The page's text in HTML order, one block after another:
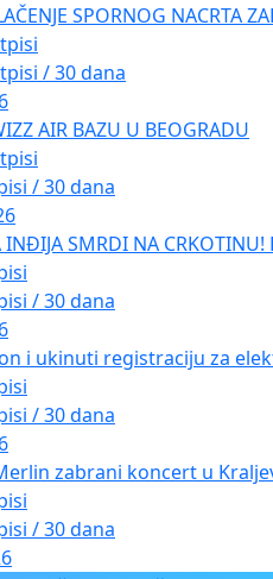
SPORNOG NACRTA
/ 30 dana
AIR BAZU U BEOGRADU
/ 30 dana
INĐIJA SMRDI NA
/ 30 dana
i ukinuti registraciju za
/ 30 dana
zabrani koncert u
/ 30 dana